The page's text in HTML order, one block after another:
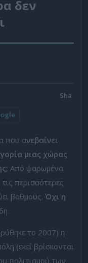
δεν
που ανεβαίνει
μιας χώρας
Από ψαρωμένα
περισσότερες
βαθμούς. Όχι η
το 2007) η
(εκεί βρίσκονται
πολιτισμού των